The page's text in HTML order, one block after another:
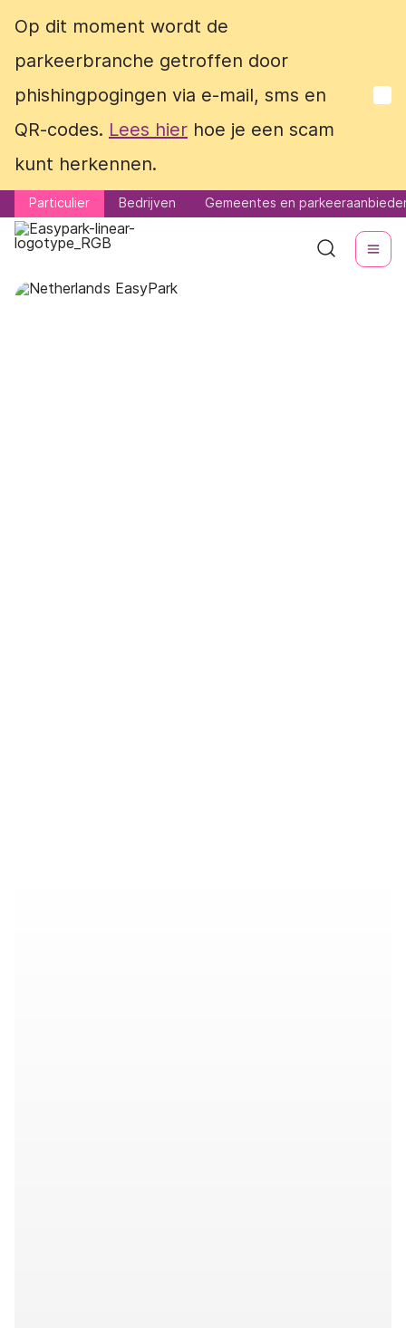
Op dit moment wordt de
parkeerbranche getroffen door
phishingpogingen via e-mail, sms en
QR-codes. Lees hier hoe je een scam
kunt herkennen.
Particulier Bedrijven Gemeentes en
Op dit moment wordt de
parkeerbranche getroffen door
phishingpogingen via e-mail, sms en
QR-codes. Lees hier hoe je een scam
kunt herkennen.
Particulier Bedrijven Gemeentes en